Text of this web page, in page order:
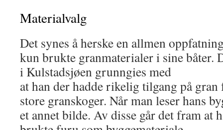
Materialvalg
Det synes å herske en allmen
kun brukte granmaterialer i sine båter.
i Kulstadsjøen grunngies med
at han der hadde rikelig tilgang på
store granskoger. Når man leser hans
et annet bilde. Av disse går det fram at